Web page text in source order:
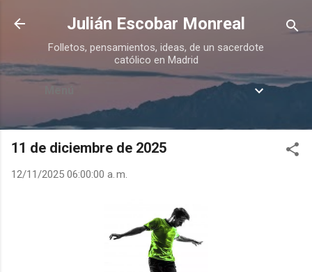
Ir al contenido principal
Julián Escobar Monreal
Folletos, pensamientos, ideas, de un sacerdote
católico en Madrid
Menú
11 de diciembre de 2025
12/11/2025 06:00:00 a. m.